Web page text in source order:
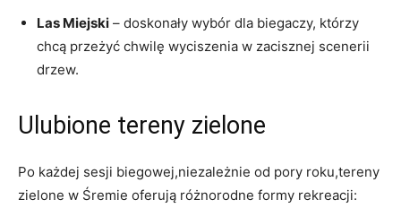
Las Miejski – doskonały wybór dla biegaczy, którzy
chcą przeżyć⁢ chwilę wyciszenia⁣ w ⁣zacisznej scenerii
drzew.
Ulubione tereny zielone
Po każdej‌ sesji biegowej,niezależnie od pory roku,tereny
zielone w ​Śremie oferują różnorodne ⁤formy rekreacji: